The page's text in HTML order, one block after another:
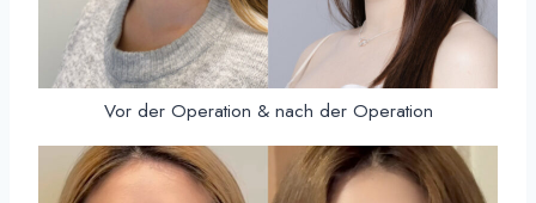
Vor der Operation & nach der Operation